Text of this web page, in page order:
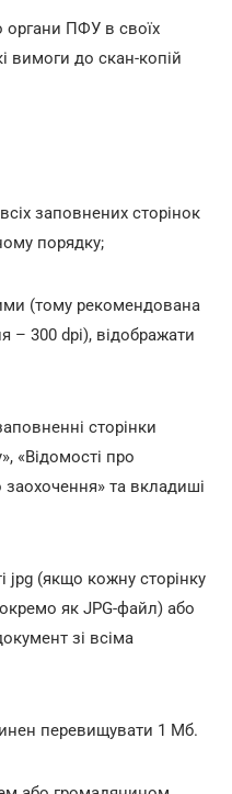
органи ПФУ в своїх
вимоги до скан-копій
заповнених сторінок
порядку;
(тому рекомендована
– 300 dpi), відображати
сторінки
«Відомості про
заохочення» та вкладиші
jpg (якщо кожну сторінку
як JPG-файл) або
зі всіма
перевищувати 1 Мб.